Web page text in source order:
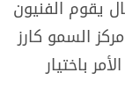
يقوم الفنيون
السمو كارز
باختيار